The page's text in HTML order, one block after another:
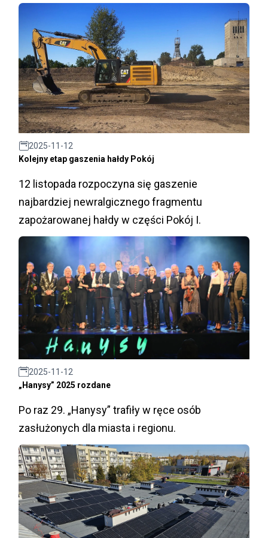
2025-11-12
Kolejny etap gaszenia hałdy Pokój
12 listopada rozpoczyna się gaszenie
najbardziej newralgicznego fragmentu
zapożarowanej hałdy w części Pokój I.
2025-11-12
„Hanysy” 2025 rozdane
Po raz 29. „Hanysy” trafiły w ręce osób
zasłużonych dla miasta i regionu.